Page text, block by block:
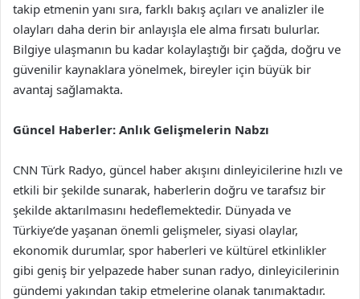
takip etmenin yanı sıra, farklı bakış açıları ve analizler ile
olayları daha derin bir anlayışla ele alma fırsatı bulurlar.
Bilgiye ulaşmanın bu kadar kolaylaştığı bir çağda, doğru ve
güvenilir kaynaklara yönelmek, bireyler için büyük bir
avantaj sağlamakta.
Güncel Haberler: Anlık Gelişmelerin Nabzı
CNN Türk Radyo, güncel haber akışını dinleyicilerine hızlı ve
etkili bir şekilde sunarak, haberlerin doğru ve tarafsız bir
şekilde aktarılmasını hedeflemektedir. Dünyada ve
Türkiye’de yaşanan önemli gelişmeler, siyasi olaylar,
ekonomik durumlar, spor haberleri ve kültürel etkinlikler
gibi geniş bir yelpazede haber sunan radyo, dinleyicilerinin
gündemi yakından takip etmelerine olanak tanımaktadır.